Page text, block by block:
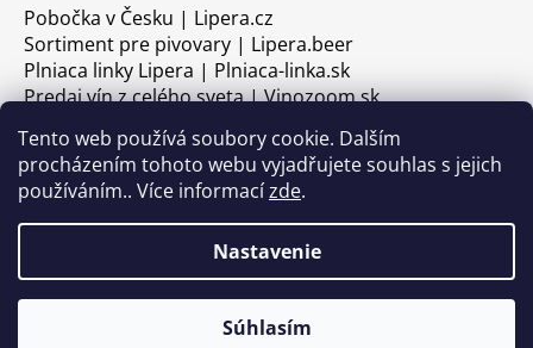
Tento web používá soubory cookie. Dalším
procházením tohoto webu vyjadřujete souhlas s jejich
používáním.. Více informacízde.
Nastavenie
Súhlasím
Pobočka v Česku | Lipera.cz
Sortiment pre pivovary | Lipera.beer
Plniaca linky Lipera | Plniaca-linka.sk
Predaj vín z celého sveta | Vinozoom.sk
Vytvoril Shoptet